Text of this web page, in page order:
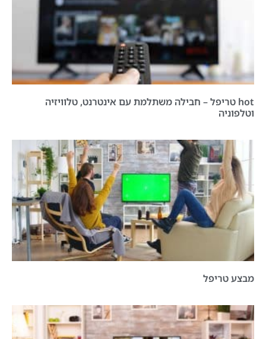
hot טריפל – חבילה משתלמת עם אינטרנט, טלוויזיה
וטלפוניה
מבצע טריפל